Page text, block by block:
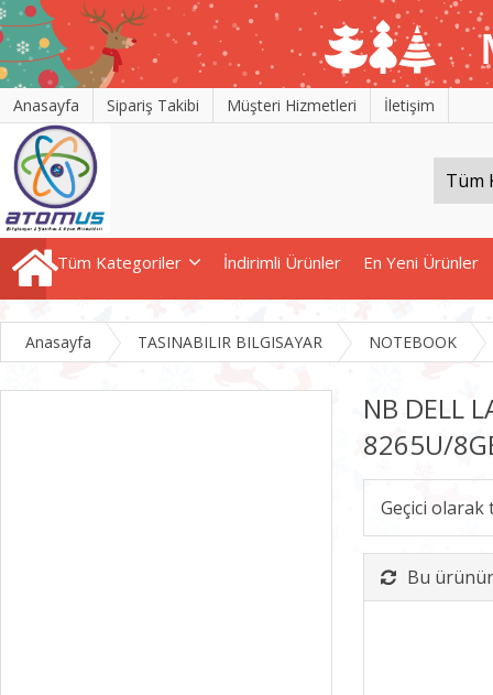
Anasayfa Sipariş Takibi Müşteri Hizmetleri İletişim
Tüm Kategoriler İndirimli Ürünler En Yeni Ürünler
Anasayfa TASINABILIR BILGISAYAR NOTEBOOK
NB DELL
8265U/
Geçici
Bu